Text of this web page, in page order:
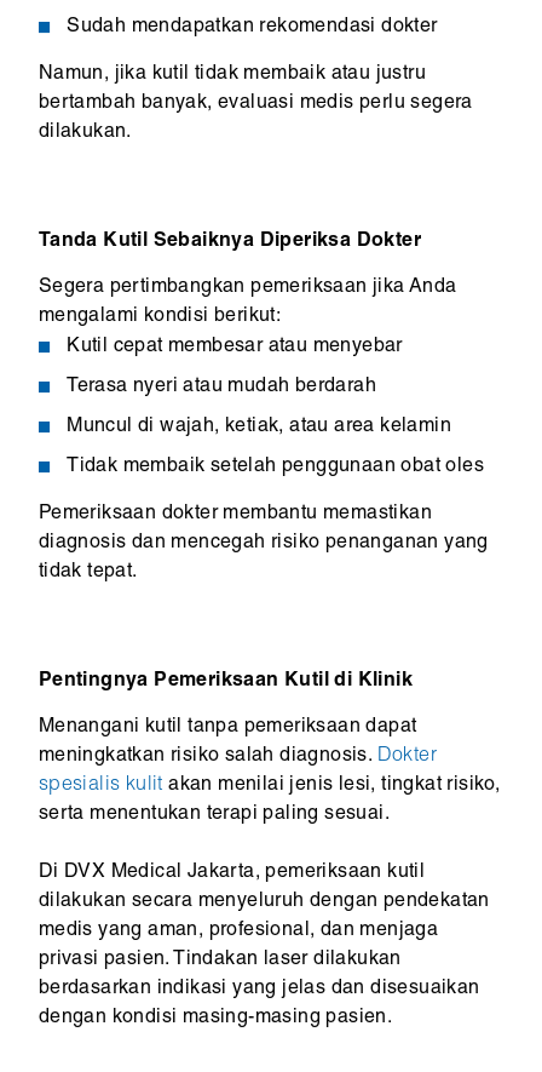
Sudah mendapatkan rekomendasi dokter
Namun, jika kutil tidak membaik atau justru
bertambah banyak, evaluasi medis perlu segera
dilakukan.
Tanda Kutil Sebaiknya Diperiksa Dokter
Segera pertimbangkan pemeriksaan jika Anda
mengalami kondisi berikut:
Kutil cepat membesar atau menyebar
Terasa nyeri atau mudah berdarah
Muncul di wajah, ketiak, atau area kelamin
Tidak membaik setelah penggunaan obat oles
Pemeriksaan dokter membantu memastikan
diagnosis dan mencegah risiko penanganan yang
tidak tepat.
Pentingnya Pemeriksaan Kutil di Klinik
Menangani kutil tanpa pemeriksaan dapat
meningkatkan risiko salah diagnosis. Dokter
spesialis kulit akan menilai jenis lesi, tingkat risiko,
serta menentukan terapi paling sesuai.
Di DVX Medical Jakarta, pemeriksaan kutil
dilakukan secara menyeluruh dengan pendekatan
medis yang aman, profesional, dan menjaga
privasi pasien. Tindakan laser dilakukan
berdasarkan indikasi yang jelas dan disesuaikan
dengan kondisi masing-masing pasien.